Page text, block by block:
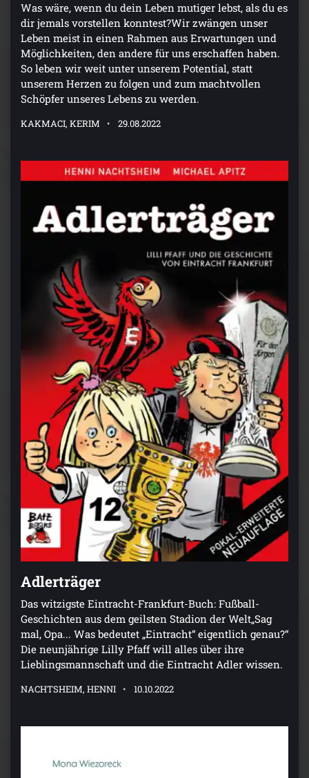
Was wäre, wenn du dein Leben mutiger lebst, als du es
dir jemals vorstellen konntest?Wir zwängen unser
Leben meist in einen Rahmen aus Erwartungen und
Möglichkeiten, den andere für uns erschaffen haben.
So leben wir weit unter unserem Potential, statt
unserem Herzen zu folgen und zum machtvollen
Schöpfer unseres Lebens zu werden.
KAKMACI, KERIM 29.08.2022
Adlerträger
Das witzigste Eintracht-Frankfurt-Buch: Fußball-
Geschichten aus dem geilsten Stadion der Welt„Sag
mal, Opa... Was bedeutet „Eintracht“ eigentlich genau?“
Die neunjährige Lilly Pfaff will alles über ihre
Lieblingsmannschaft und die Eintracht Adler wissen.
NACHTSHEIM, HENNI 10.10.2022